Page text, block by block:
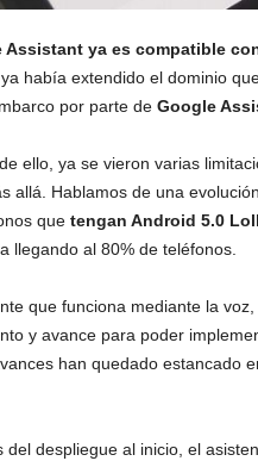
Assistant ya es compatible
había extendido el dominio
por parte de Google
ello, ya se vieron varias
allá. Hablamos de una
que tengan Android 5.0
llegando al 80% de teléfonos.
que funciona mediante la
y avance para poder
han quedado estancado
del despliegue al inicio, el